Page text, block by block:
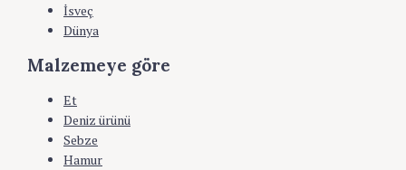
İsveç
Dünya
Malzemeye göre
Et
Deniz ürünü
Sebze
Hamur